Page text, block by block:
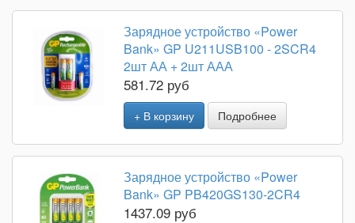
Зарядное устройство «Power
Bank» GP U211USB100 - 2SCR4
2шт АА + 2шт ААА
581.72 руб
+ В корзину Подробнее
Зарядное устройство «Power
Bank» GP PB420GS130-2CR4
1437.09 руб